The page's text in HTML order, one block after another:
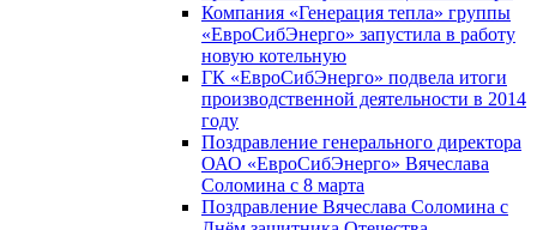
Компания «Генерация тепла» группы
«ЕвроСибЭнерго» запустила в работу
новую котельную
ГК «ЕвроСибЭнерго» подвела итоги
производственной деятельности в 2014
году
Поздравление генерального директора
ОАО «ЕвроСибЭнерго» Вячеслава
Соломина с 8 марта
Поздравление Вячеслава Соломина с